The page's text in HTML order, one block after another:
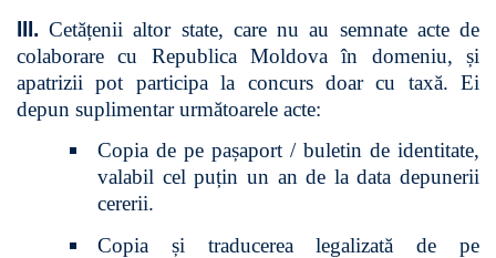
III. Cetățenii altor state, care nu au semnate acte de
colaborare cu Republica Moldova în domeniu, și
apatrizii pot participa la concurs doar cu taxă. Ei
depun suplimentar următoarele acte:
Copia de pe pașaport / buletin de identitate,
valabil cel puțin un an de la data depunerii
cererii.
Copia și traducerea legalizată de pe